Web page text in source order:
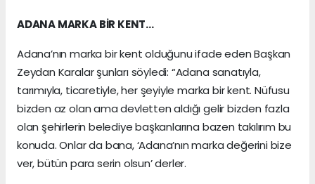
ADANA MARKA BİR KENT…
Adana’nın marka bir kent olduğunu ifade eden Başkan
Zeydan Karalar şunları söyledi: “Adana sanatıyla,
tarımıyla, ticaretiyle, her şeyiyle marka bir kent. Nüfusu
bizden az olan ama devletten aldığı gelir bizden fazla
olan şehirlerin belediye başkanlarına bazen takılırım bu
konuda. Onlar da bana, ‘Adana’nın marka değerini bize
ver, bütün para serin olsun’ derler.